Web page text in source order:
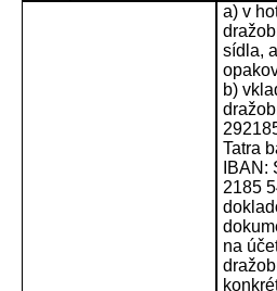
a) v
sídla,
b)
Tatra
IBAN:
2185
na